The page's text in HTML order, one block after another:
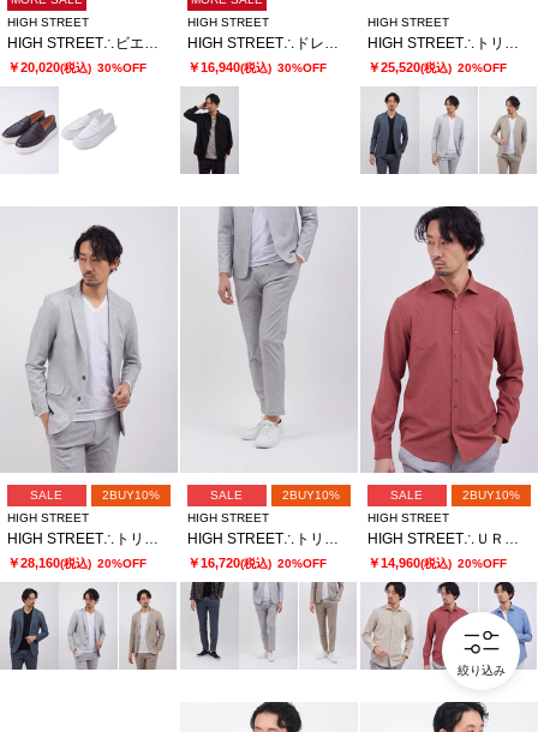
HIGH STREET
￥20,020(税込) 30%OFF
HIGH STREET
￥16,940(税込) 30%OFF
HIGH STREET
￥25,520(税込) 20%OFF
SALE
2BUY10%
HIGH STREET
HIGH STREET∴トリコットメッシュポップサックＰＴＪＫ
￥28,160(税込) 20%OFF
SALE
2BUY10%
HIGH STREET
HIGH STREET∴トリコットメッシュポップサックＰＴイージーＰＴ
￥16,720(税込) 20%OFF
SALE
2BUY10%
HIGH STREET
HIGH STREET∴ＵＲＢＡＮ ＢＲＥＥＺＥカッタウェイシャツ
￥14,960(税込) 20%OFF
絞り込み